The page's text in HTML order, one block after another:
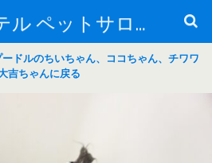
ペットホテル ペットサロン トリミングサロン 東京 ヌーノクラブのブログ
ードルのちいちゃん、ココちゃん、チワワ
吉ちゃんに戻る